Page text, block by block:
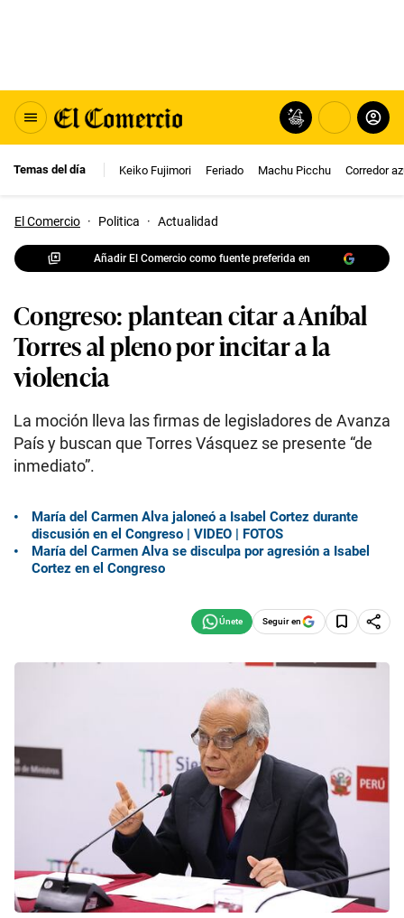
Temas del día Keiko Fujimori Feriado Machu Picchu Corredor
El Comercio · Politica · Actualidad
Añadir El Comercio como fuente preferida en
Congreso: plantean citar a Aníbal
Torres al pleno por incitar a la
violencia
La moción lleva las firmas de legisladores de Avanza
País y buscan que Torres Vásquez se presente “de
inmediato”.
María del Carmen Alva jaloneó a Isabel Cortez durante
discusión en el Congreso | VIDEO | FOTOS
María del Carmen Alva se disculpa por agresión a Isabel
Cortez en el Congreso
Seguir en